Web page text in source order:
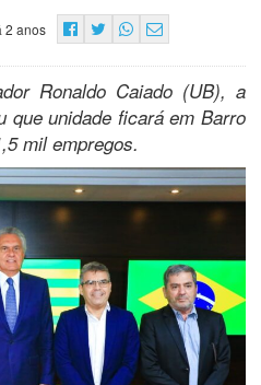
2 anos
Ronaldo Caiado (UB), a
que unidade ficará em Barro
mil empregos.